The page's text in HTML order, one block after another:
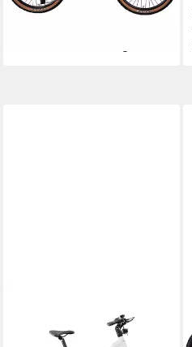
38,29 €mtl. in 48 Raten
E-Bike Cityrad X885
Mittelmotor